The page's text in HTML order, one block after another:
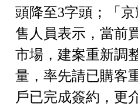
頭降至3字頭；「
售人員表示，當前
市場，建案重新調
量，率先請已購客
戶已完成簽約，更